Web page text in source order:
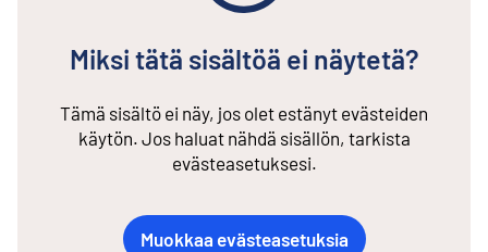
Miksi tätä sisältöä ei näytetä?
Tämä sisältö ei näy, jos olet estänyt evästeiden
käytön. Jos haluat nähdä sisällön, tarkista
evästeasetuksesi.
Muokkaa evästeasetuksia